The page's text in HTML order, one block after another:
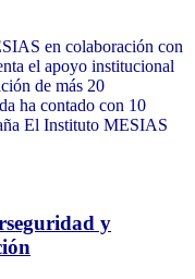
en colaboración con
el apoyo institucional
de más 20
ha contado con 10
El Instituto MESIAS
y